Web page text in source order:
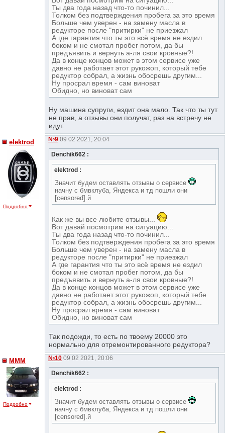
Ты два года назад что-то починил...
Толком без подтверждения пробега за это время
Больше чем уверен - на замену масла в
редукторе после "притирки" не приезжал
А где гарантия что ты это всё время не ездил
боком и не смотал пробег потом, да бы
предъявить и вернуть а-ля свои кровные?!
Да в конце концов может в этом сервисе уже
давно не работает этот рукожоп, который тебе
редуктор собрал, а жизнь обосрешь другим...
Ну просрал время - сам виноват
Обидно, но виноват сам
Ну машина супруги, ездит она мало. Так что ты тут
не прав, а отзывы они получат, раз на встречу не
идут.
elektrod
Подробно
№9 09 02 2021, 20:04
Denchik662 :
elektrod :
Значит будем оставлять отзывы о сервисе
начну с бмвклуба, Яндекса и тд пошли они
[censored].й
Как же вы все любите отзывы...
Вот давай посмотрим на ситуацию...
Ты два года назад что-то починил...
Толком без подтверждения пробега за это время
Больше чем уверен - на замену масла в
редукторе после "притирки" не приезжал
А где гарантия что ты это всё время не ездил
боком и не смотал пробег потом, да бы
предъявить и вернуть а-ля свои кровные?!
Да в конце концов может в этом сервисе уже
давно не работает этот рукожоп, который тебе
редуктор собрал, а жизнь обосрешь другим...
Ну просрал время - сам виноват
Обидно, но виноват сам
Так подожди, то есть по твоему 20000 это
нормально для отремонтированного редуктора?
МММ
Подробно
№10 09 02 2021, 20:06
Denchik662 :
elektrod :
Значит будем оставлять отзывы о сервисе
начну с бмвклуба, Яндекса и тд пошли они
[censored].й